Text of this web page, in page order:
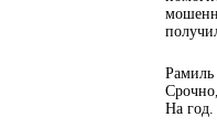
Рамиль |
На